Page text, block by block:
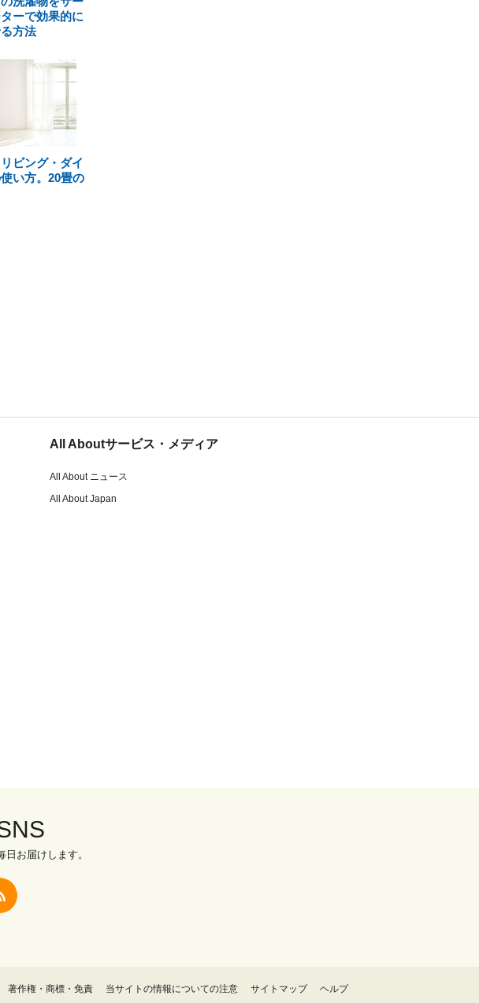
ーで効果的に
方法
ビング・ダイ
い方。20畳の
All Aboutサービス・メディア
All About ニュース
All About Japan
お届けします。
著作権・商標・免責 当サイトの情報についての注意 サイトマップ ヘルプ